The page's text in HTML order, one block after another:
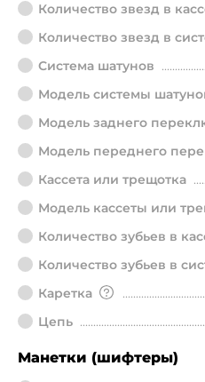
Количество звезд в
Количество звезд в
Система шатунов
Модель системы
Модель заднего
Модель переднего
Кассета или трещотка
Модель кассеты или
Количество зубьев в
Количество зубьев в
Каретка
Цепь
Манетки (шифтеры)